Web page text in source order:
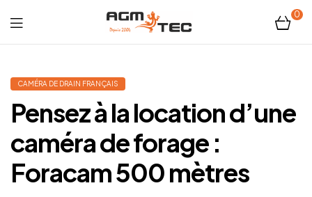
Tubicam®
XL
–
Caméra
d'inspection
0
CAMÉRA DE DRAIN FRANÇAIS
Pensez à la location d’une
caméra de forage :
Foracam 500 mètres